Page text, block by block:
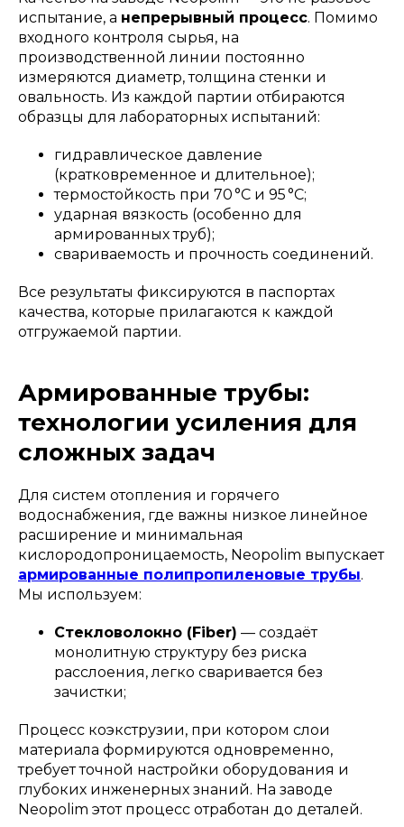
испытание, а непрерывный процесс. Помимо
входного контроля сырья, на
производственной линии постоянно
измеряются диаметр, толщина стенки и
овальность. Из каждой партии отбираются
образцы для лабораторных испытаний:
гидравлическое давление
(кратковременное и длительное);
термостойкость при 70 °C и 95 °C;
ударная вязкость (особенно для
армированных труб);
свариваемость и прочность соединений.
Все результаты фиксируются в паспортах
качества, которые прилагаются к каждой
отгружаемой партии.
Армированные трубы:
технологии усиления для
сложных задач
Для систем отопления и горячего
водоснабжения, где важны низкое линейное
расширение и минимальная
кислородопроницаемость, Neopolim выпускает
армированные полипропиленовые трубы.
Мы используем:
Стекловолокно (Fiber) — создаёт
монолитную структуру без риска
расслоения, легко сваривается без
зачистки;
Процесс коэкструзии, при котором слои
материала формируются одновременно,
требует точной настройки оборудования и
глубоких инженерных знаний. На заводе
Neopolim этот процесс отработан до деталей.